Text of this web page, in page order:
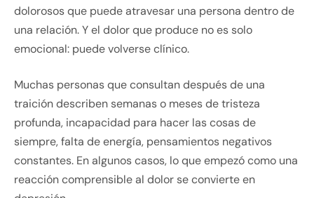
dolorosos que puede atravesar una persona dentro de
una relación. Y el dolor que produce no es solo
emocional: puede volverse clínico.
Muchas personas que consultan después de una
traición describen semanas o meses de tristeza
profunda, incapacidad para hacer las cosas de
siempre, falta de energía, pensamientos negativos
constantes. En algunos casos, lo que empezó como una
reacción comprensible al dolor se convierte en